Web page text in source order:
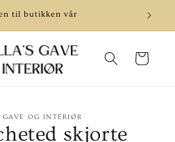
til butikken vår
Handlekurv
GAVE OG INTERIØR
skjorte